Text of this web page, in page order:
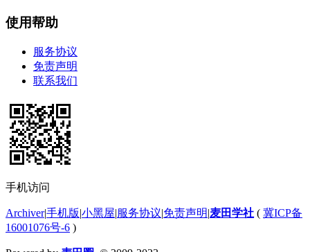
使用帮助
服务协议
免责声明
联系我们
手机访问
Archiver|手机版|小黑屋|服务协议|免责声明|麦田学社 ( 冀ICP备
16001076号-6 )